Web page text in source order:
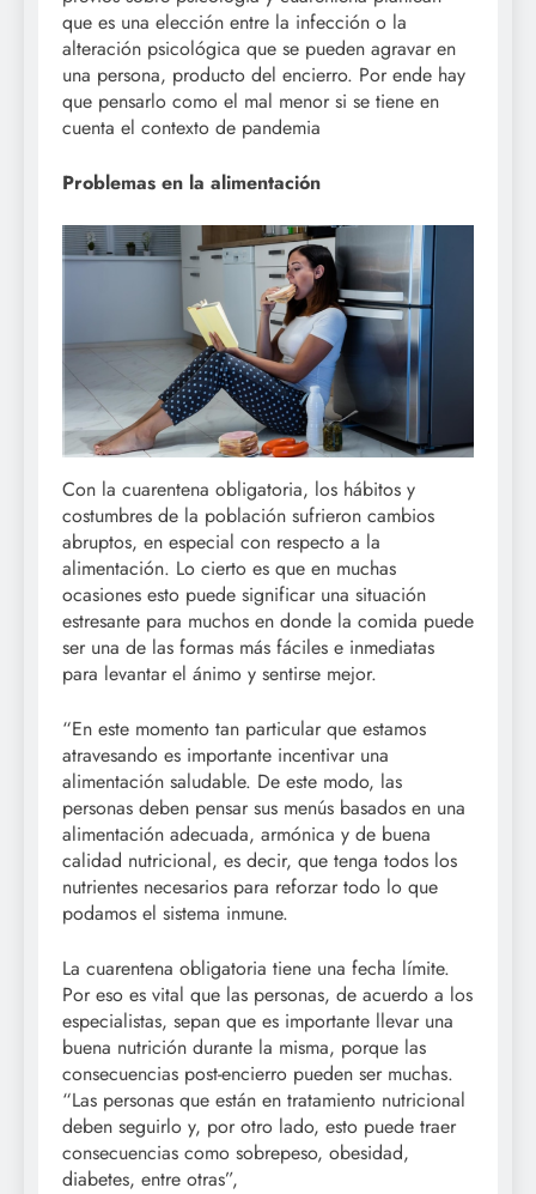
que es una elección entre la infección o la
alteración psicológica que se pueden agravar en
una persona, producto del encierro. Por ende hay
que pensarlo como el mal menor si se tiene en
cuenta el contexto de pandemia
Problemas en la alimentación
Con la cuarentena obligatoria, los hábitos y
costumbres de la población sufrieron cambios
abruptos, en especial con respecto a la
alimentación. Lo cierto es que en muchas
ocasiones esto puede significar una situación
estresante para muchos en donde la comida puede
ser una de las formas más fáciles e inmediatas
para levantar el ánimo y sentirse mejor.
“En este momento tan particular que estamos
atravesando es importante incentivar una
alimentación saludable. De este modo, las
personas deben pensar sus menús basados en una
alimentación adecuada, armónica y de buena
calidad nutricional, es decir, que tenga todos los
nutrientes necesarios para reforzar todo lo que
podamos el sistema inmune.
La cuarentena obligatoria tiene una fecha límite.
Por eso es vital que las personas, de acuerdo a los
especialistas, sepan que es importante llevar una
buena nutrición durante la misma, porque las
consecuencias post-encierro pueden ser muchas.
“Las personas que están en tratamiento nutricional
deben seguirlo y, por otro lado, esto puede traer
consecuencias como sobrepeso, obesidad,
diabetes, entre otras”,